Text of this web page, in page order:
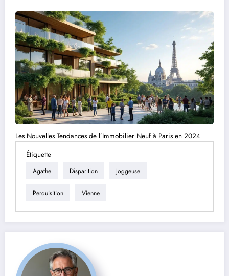
Les Nouvelles Tendances de l’Immobilier Neuf à Paris en 2024
Étiquette
Agathe Disparition Joggeuse
Perquisition Vienne